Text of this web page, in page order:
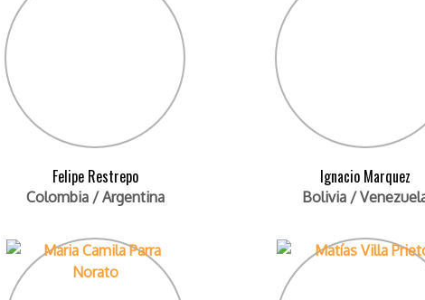
Felipe Restrepo
Colombia / Argentina
Ignacio Marquez
Bolivia /